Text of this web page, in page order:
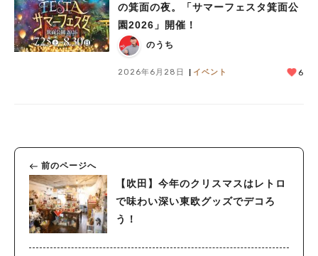
の箕面の夜。「サマーフェスタ箕面公
園2026」開催！
のうち
2026年6月28日 イベント 6
前のページへ
【吹田】今年のクリスマスはレトロ
で味わい深い東欧グッズでデコろ
う！